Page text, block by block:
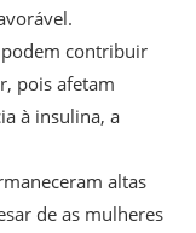
contribuir
pois afetam
à insulina, a
altas
de as mulheres